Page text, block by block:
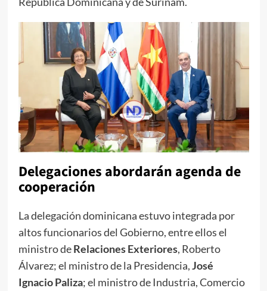
Delegaciones abordarán agenda de
cooperación
La delegación dominicana estuvo integrada por
altos funcionarios del Gobierno, entre ellos el
ministro deRelaciones Exteriores, Roberto
Álvarez; el ministro de la Presidencia,José
Ignacio Paliza; el ministro de Industria, Comercio